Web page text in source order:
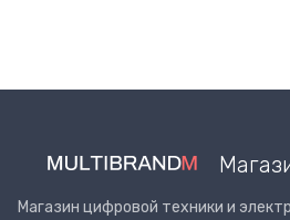
Магазин цифровой техники и